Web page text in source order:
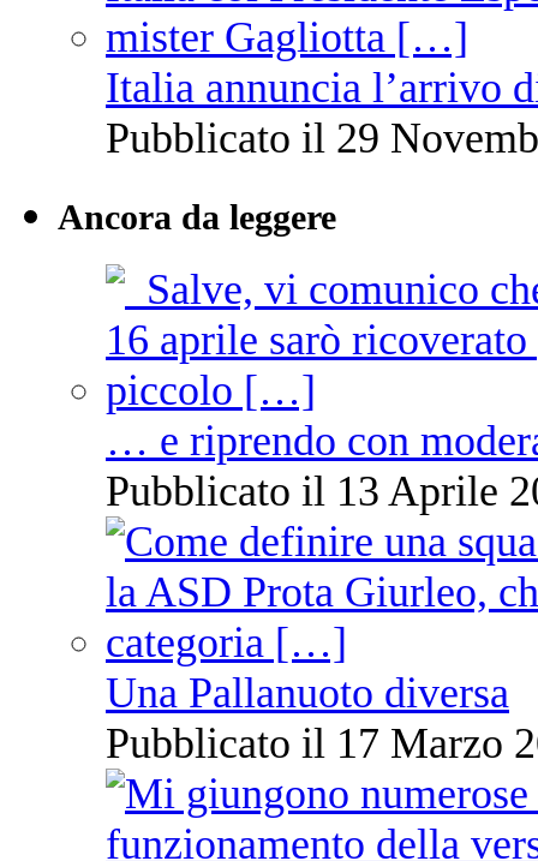
Italia annuncia l’arrivo
Pubblicato il 29
Ancora da leggere
… e riprendo con
Pubblicato il 13 Aprile
Una Pallanuoto diversa
Pubblicato il 17 Marzo